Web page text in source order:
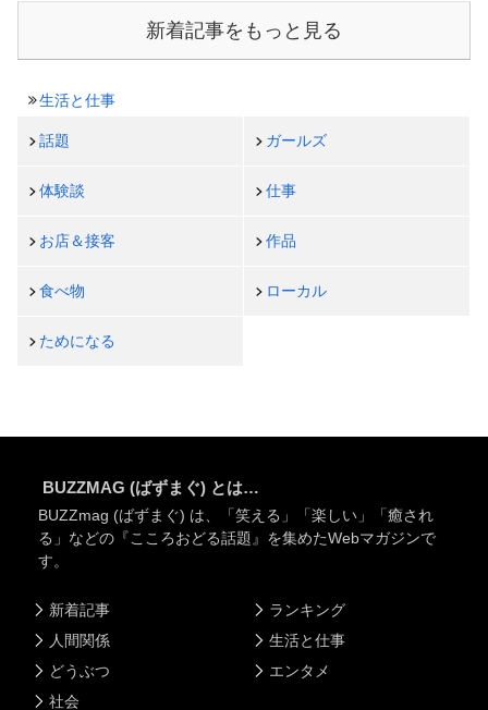
新着記事をもっと見る
生活と仕事
話題 ガールズ
体験談 仕事
お店＆接客 作品
食べ物 ローカル
ためになる
BUZZMAG (ばずまぐ) とは…
BUZZmag (ばずまぐ) は、「笑える」「楽しい」「癒され
る」などの『こころおどる話題』を集めたWebマガジンで
す。
新着記事
人間関係
どうぶつ
社会
ランキング
生活と仕事
エンタメ